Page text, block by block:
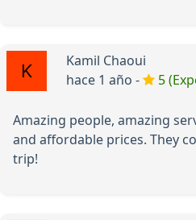
Kamil Chaoui
hace 1 año -
5
Amazing people, amazing
and affordable prices. They
trip!